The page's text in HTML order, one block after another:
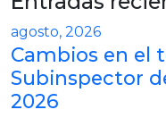
agosto, 2026
Cambios en el
Subinspector
2026